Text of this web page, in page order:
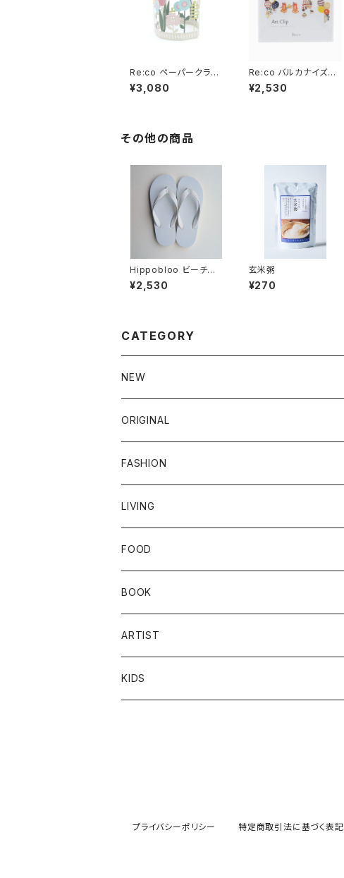
Re:co ペーパークラウ
ン〈BLOOM〉
¥3,080
Re:co バルカナイズド
¥2,530
その他の商品
Hippobloo ビーチサ
ンダル
¥2,530
玄米粥
¥270
CATEGORY
NEW
新商品
ORIGINAL
クラシノシゴトギ
ダブルガーゼ
ワークパンツ
FASHION
クラシノシゴトギ
ダブルガーゼ
ワークパンツ
ファッション小物
帽子
ソックス
バッグ
LIVING
器
カトラリー
キッチン雑貨
インテリア雑貨
FOOD
食品
飲料
MUSICA TEA
BOOK
本
ARTIST
amirii
KIDS
プライバシーポリシー 特定商取引法に基づく表記